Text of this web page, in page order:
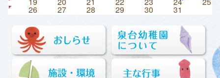
26 27 28 29 30 31